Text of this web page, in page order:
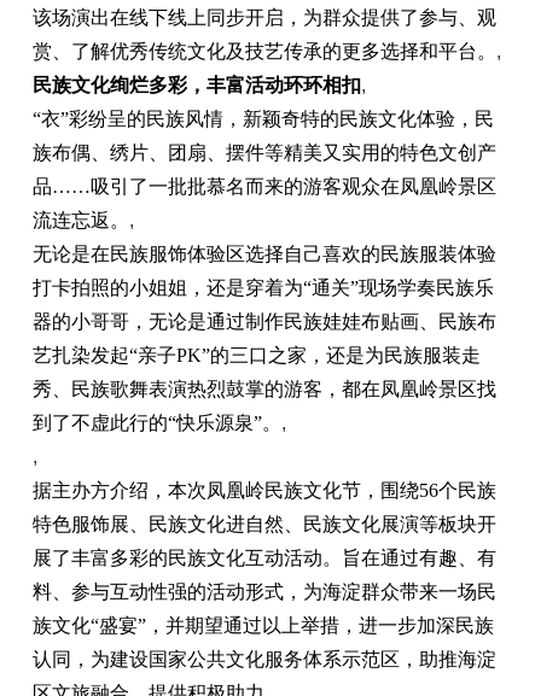
该场演出在线下线上同步开启，为群众提供了参与、观
赏、了解优秀传统文化及技艺传承的更多选择和平台。 ,
民族文化绚烂多彩，丰富活动环环相扣,
“衣”彩纷呈的民族风情，新颖奇特的民族文化体验，民
族布偶、绣片、团扇、摆件等精美又实用的特色文创产
品……吸引了一批批慕名而来的游客观众在凤凰岭景区
流连忘返。 ,
无论是在民族服饰体验区选择自己喜欢的民族服装体验
打卡拍照的小姐姐，还是穿着为“通关”现场学奏民族乐
器的小哥哥，无论是通过制作民族娃娃布贴画、民族布
艺扎染发起“亲子PK”的三口之家，还是为民族服装走
秀、民族歌舞表演热烈鼓掌的游客，都在凤凰岭景区找
到了不虚此行的“快乐源泉”。 ,
,
据主办方介绍，本次凤凰岭民族文化节，围绕56个民族
特色服饰展、民族文化进自然、民族文化展演等板块开
展了丰富多彩的民族文化互动活动。旨在通过有趣、有
料、参与互动性强的活动形式，为海淀群众带来一场民
族文化“盛宴”，并期望通过以上举措，进一步加深民族
认同，为建设国家公共文化服务体系示范区，助推海淀